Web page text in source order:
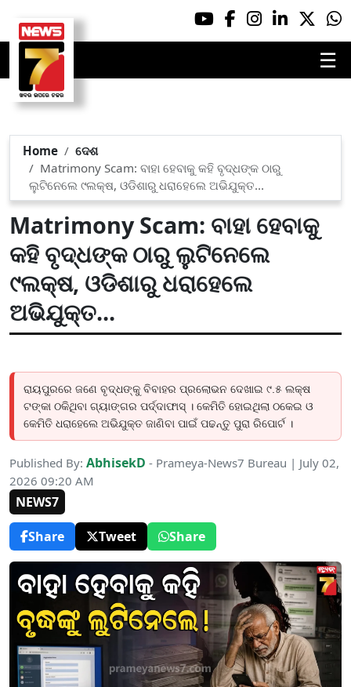
☰
Home
ଦେଶ
Matrimony Scam: ବାହା ହେବାକୁ କହି ବୃଦ୍ଧଙ୍କ ଠାରୁ
ଲୁଟିନେଲେ ୯ଲକ୍ଷ, ଓଡିଶାରୁ ଧରାହେଲେ ଅଭିଯୁକ୍ତ...
Matrimony Scam: ବାହା ହେବାକୁ
କହି ବୃଦ୍ଧଙ୍କ ଠାରୁ ଲୁଟିନେଲେ
୯ଲକ୍ଷ, ଓଡିଶାରୁ ଧରାହେଲେ
ଅଭିଯୁକ୍ତ...
ରାୟପୁରରେ ଜଣେ ବୃଦ୍ଧଙ୍କୁ ବିବାହର ପ୍ରଲୋଭନ ଦେଖାଇ ୯.୫ ଲକ୍ଷ
ଟଙ୍କା ଠକିଥିବା ଗ୍ୟାଙ୍ଗର ପର୍ଦ୍ଦାଫାସ୍ । କେମିତି ହୋଇଥିଲା ଠକେଇ ଓ
କେମିତି ଧରାହେଲେ ଅଭିଯୁକ୍ତ ଜାଣିବା ପାଇଁ ପଢନ୍ତୁ ପୁରା ରିପୋର୍ଟ ।
Published By: AbhisekD - Prameya-News7 Bureau | July 02,
2026 09:20 AM
NEWS7
Share
Tweet Share